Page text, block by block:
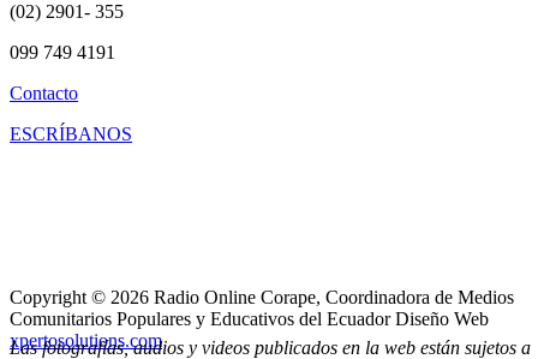
Las fotografías, audios y videos publicados en la web están sujetos a
(02) 2901- 355
099 749 4191
Contacto
ESCRÍBANOS
Copyright © 2026 Radio Online Corape, Coordinadora de Medios
Comunitarios Populares y Educativos del Ecuador Diseño Web
xpertosolutions.com